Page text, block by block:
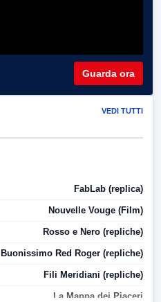
Guarda ora
VEDI TUTTI
FabLab (replica)
Nouvelle Vouge (Film)
Rosso e Nero (repliche)
Buonissimo Red Roger (repliche)
Fili Meridiani (repliche)
La Mappa dei Piaceri